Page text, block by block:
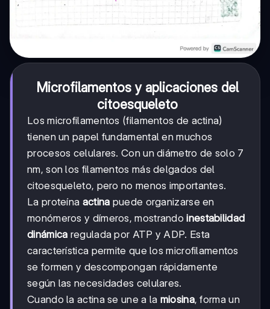
Microfilamentos y aplicaciones del
citoesqueleto
Los microfilamentos (filamentos de actina)
tienen un papel fundamental en muchos
procesos celulares. Con un diámetro de solo 7
nm, son los filamentos más delgados del
citoesqueleto, pero no menos importantes.
La proteína actina puede organizarse en
monómeros y dímeros, mostrandoinestabilidad
dinámica regulada por ATP y ADP. Esta
característica permite que los microfilamentos
se formen y descompongan rápidamente
según las necesidades celulares.
Cuando la actina se une a la miosina, forma un